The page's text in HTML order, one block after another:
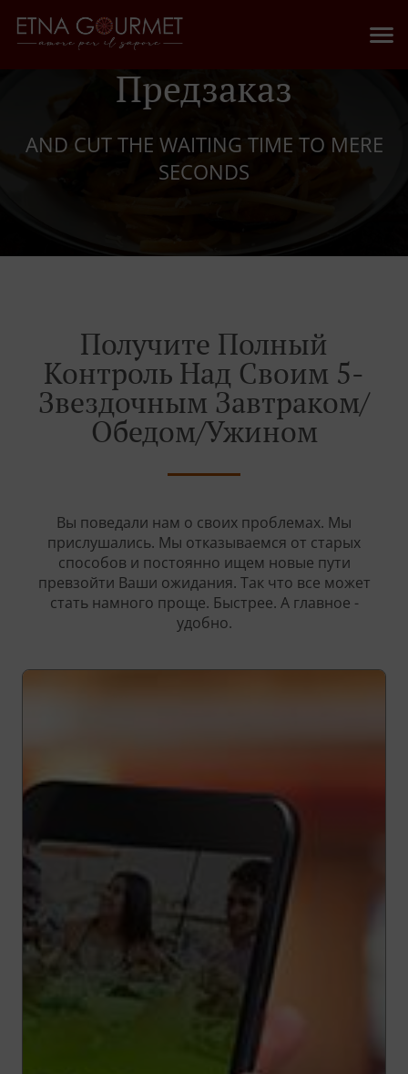
Предзаказ
AND CUT THE WAITING TIME TO MERE
SECONDS
Получите Полный
Контроль Над Своим 5-
Звездочным Завтраком/
Обедом/ужином
Вы поведали нам о своих проблемах. Мы
прислушались. Мы отказываемся от старых
способов и постоянно ищем новые пути
превзойти Ваши ожидания. Так что все может
стать намного проще. Быстрее. А главное -
удобно.